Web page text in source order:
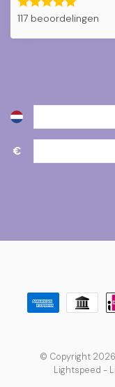
117 beoordelingen
€
© Copyright
Lightspeed -